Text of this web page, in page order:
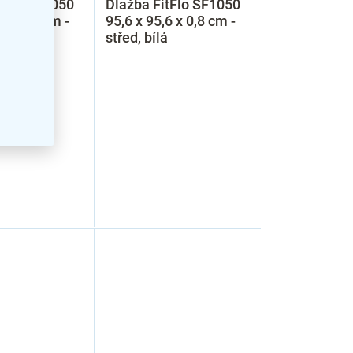
SF1050
x 0,8 cm -
Dlažba FitFlo SF1050
95,6 x 95,6 x 0,8 cm -
střed, bílá